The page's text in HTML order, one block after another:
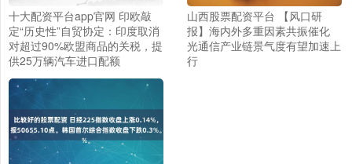
十大配资平台app官网 印欧敲
定“历史性”自贸协定：印度取消
对超过90%欧盟商品的关税，提
供25万辆汽车进口配额
山西股票配资平台 【风口研
报】海内外多重因素共振催化
光通信产业链景气度有望加速上
行